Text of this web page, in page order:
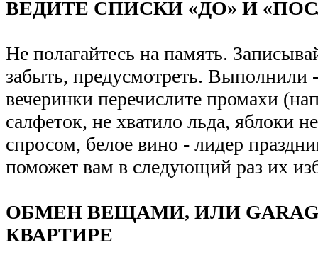
ВЕДИТЕ СПИСКИ «ДО» И
Не полагайтесь на память.
забыть, предусмотреть. Выполнили
вечеринки перечислите промахи
салфеток, не хватило льда, яблоки
спросом, белое вино - лидер
поможет вам в следующий раз их
ОБМЕН ВЕЩАМИ, ИЛИ
КВАРТИРЕ